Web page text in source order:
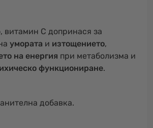
витамин С допринася за
умората и изтощението,
на енергия при метаболизма и
функциониране.
добавка.